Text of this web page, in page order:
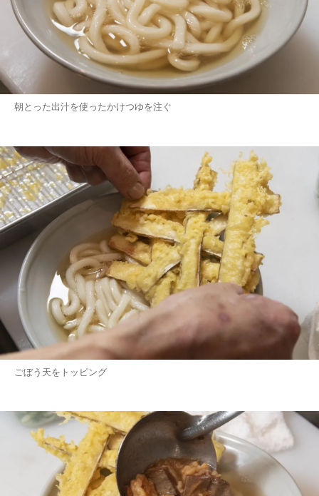
朝とった出汁を使ったかけつゆを注ぐ
ごぼう天をトッピング